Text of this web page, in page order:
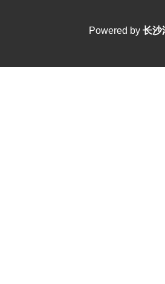
Powered by 长沙